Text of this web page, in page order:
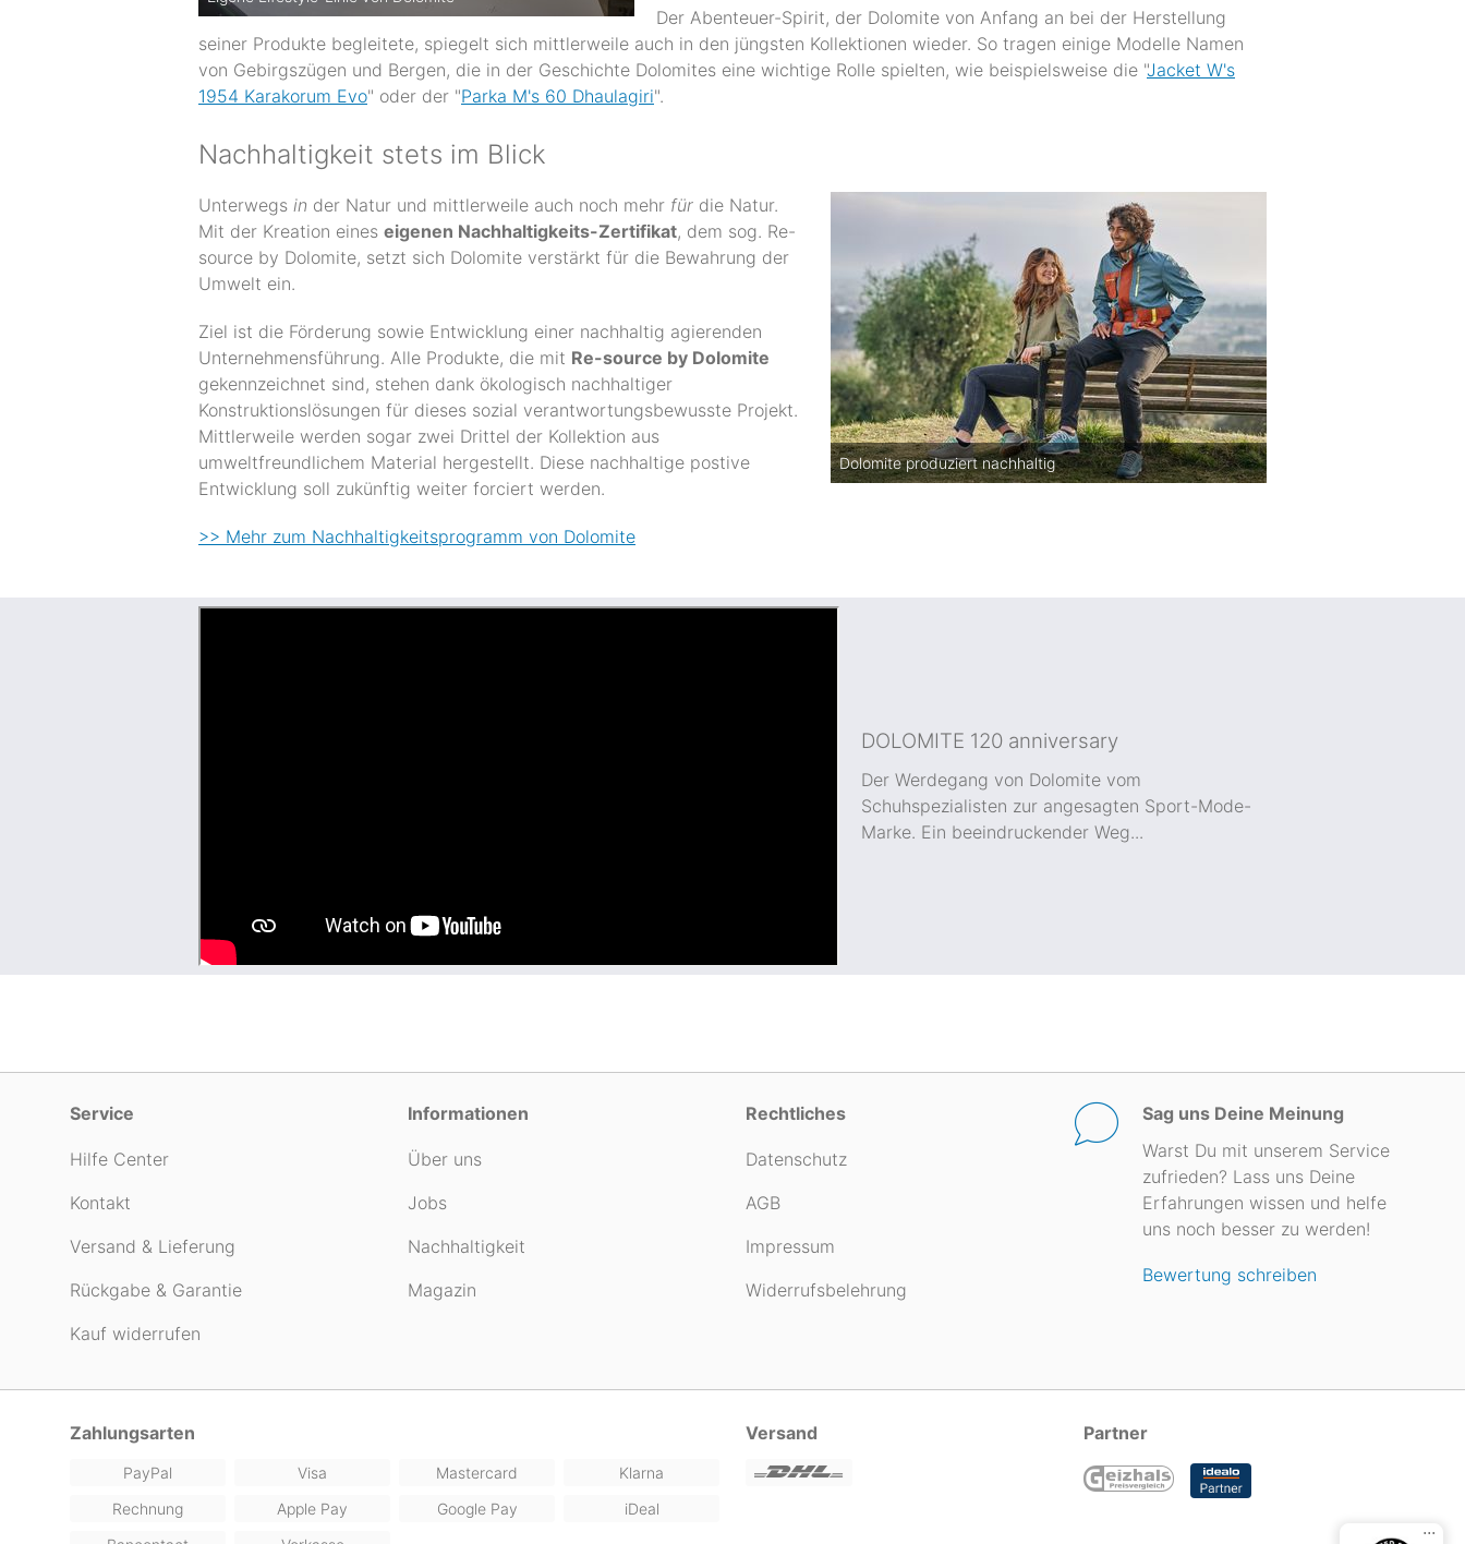
Der Abenteuer-Spirit, der Dolomite von Anfang an bei der Herstellung
seiner Produkte begleitete, spiegelt sich mittlerweile auch in den jüngsten Kollektionen wieder. So tragen einige Modelle Namen
von Gebirgszügen und Bergen, die in der Geschichte Dolomites eine wichtige Rolle spielten, wie beispielsweise die "Jacket W's
1954 Karakorum Evo" oder der "Parka M's 60 Dhaulagiri".
Nachhaltigkeit stets im Blick
Dolomite produziert nachhaltig
Unterwegs in der Natur und mittlerweile auch noch mehr für die Natur.
Mit der Kreation eines eigenen Nachhaltigkeits-Zertifikat, dem sog. Re-
source by Dolomite, setzt sich Dolomite verstärkt für die Bewahrung der
Umwelt ein.
Ziel ist die Förderung sowie Entwicklung einer nachhaltig agierenden
Unternehmensführung. Alle Produkte, die mit Re-source by Dolomite
gekennzeichnet sind, stehen dank ökologisch nachhaltiger
Konstruktionslösungen für dieses sozial verantwortungsbewusste Projekt.
Mittlerweile werden sogar zwei Drittel der Kollektion aus
umweltfreundlichem Material hergestellt. Diese nachhaltige postive
Entwicklung soll zukünftig weiter forciert werden.
>> Mehr zum Nachhaltigkeitsprogramm von Dolomite
DOLOMITE 120 anniversary
Der Werdegang von Dolomite vom
Schuhspezialisten zur angesagten Sport-Mode-
Marke. Ein beeindruckender Weg...
Service
Hilfe Center
Kontakt
Versand & Lieferung
Rückgabe & Garantie
Kauf widerrufen
Informationen
Über uns
Jobs
Nachhaltigkeit
Magazin
Rechtliches
Datenschutz
AGB
Impressum
Widerrufsbelehrung
Sag uns Deine Meinung
Warst Du mit unserem Service
zufrieden? Lass uns Deine
Erfahrungen wissen und helfe
uns noch besser zu werden!
Bewertung schreiben
Zahlungsarten
PayPal Visa Mastercard
Klarna
Rechnung
Apple Pay Google Pay
iDeal
Versand Partner
...